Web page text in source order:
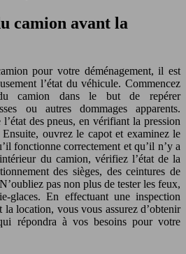
camion avant la
pour votre déménagement, il est
l’état du véhicule. Commencez
camion dans le but de repérer
ou autres dommages apparents.
des pneus, en vérifiant la pression
ouvrez le capot et examinez le
fonctionne correctement et qu’il n’y a
du camion, vérifiez l’état de la
des sièges, des ceintures de
pas non plus de tester les feux,
glaces. En effectuant une inspection
location, vous vous assurez d’obtenir
répondra à vos besoins pour votre